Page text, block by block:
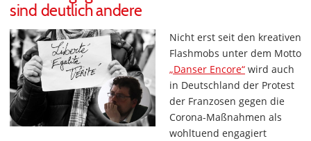
sind deutlich andere
Nicht erst seit den kreativen
Flashmobs unter dem Motto
„Danser Encore“ wird auch
in Deutschland der Protest
der Franzosen gegen die
Corona-Maßnahmen als
wohltuend engagiert